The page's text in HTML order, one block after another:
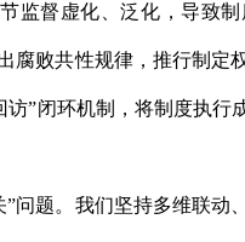
监督虚化、泛化，导致
腐败共性规律，推行制定
闭环机制，将制度执行
题。我们坚持多维联动